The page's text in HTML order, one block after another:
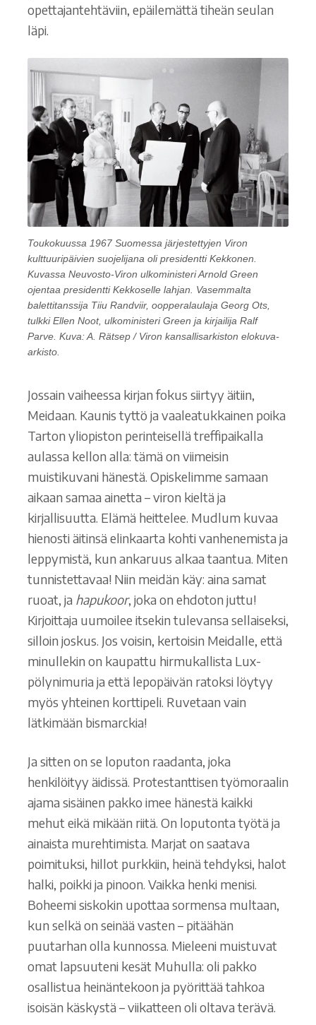
opettajantehtäviin, epäilemättä tiheän seulan
läpi.
Toukokuussa 1967 Suomessa järjestettyjen Viron
kulttuuripäivien suojelijana oli presidentti Kekkonen.
Kuvassa Neuvosto-Viron ulkoministeri Arnold Green
ojentaa presidentti Kekkoselle lahjan. Vasemmalta
balettitanssija Tiiu Randviir, oopperalaulaja Georg Ots,
tulkki Ellen Noot, ulkoministeri Green ja kirjailija Ralf
Parve. Kuva: A. Rätsep / Viron kansallisarkiston elokuva-
arkisto.
Jossain vaiheessa kirjan fokus siirtyy äitiin,
Meidaan. Kaunis tyttö ja vaaleatukkainen poika
Tarton yliopiston perinteisellä treffipaikalla
aulassa kellon alla: tämä on viimeisin
muistikuvani hänestä. Opiskelimme samaan
aikaan samaa ainetta – viron kieltä ja
kirjallisuutta. Elämä heittelee. Mudlum kuvaa
hienosti äitinsä elinkaarta kohti vanhenemista ja
leppymistä, kun ankaruus alkaa taantua. Miten
tunnistettavaa! Niin meidän käy: aina samat
ruoat, ja hapukoor, joka on ehdoton juttu!
Kirjoittaja uumoilee itsekin tulevansa sellaiseksi,
silloin joskus. Jos voisin, kertoisin Meidalle, että
minullekin on kaupattu hirmukallista Lux-
pölynimuria ja että lepopäivän ratoksi löytyy
myös yhteinen korttipeli. Ruvetaan vain
lätkimään bismarckia!
Ja sitten on se loputon raadanta, joka
henkilöityy äidissä. Protestanttisen työmoraalin
ajama sisäinen pakko imee hänestä kaikki
mehut eikä mikään riitä. On loputonta työtä ja
ainaista murehtimista. Marjat on saatava
poimituksi, hillot purkkiin, heinä tehdyksi, halot
halki, poikki ja pinoon. Vaikka henki menisi.
Boheemi siskokin upottaa sormensa multaan,
kun selkä on seinää vasten – pitäähän
puutarhan olla kunnossa. Mieleeni muistuvat
omat lapsuuteni kesät Muhulla: oli pakko
osallistua heinäntekoon ja pyörittää tahkoa
isoisän käskystä – viikatteen oli oltava terävä.